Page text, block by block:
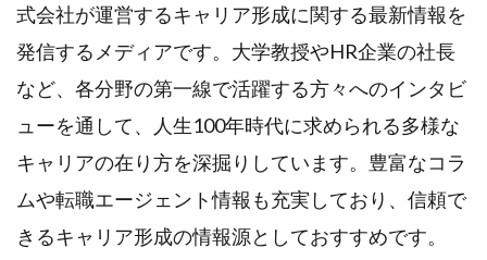
式会社が運営するキャリア形成に関する最新情報を
発信するメディアです。大学教授やHR企業の社長
など、各分野の第一線で活躍する方々へのインタビ
ューを通して、人生100年時代に求められる多様な
キャリアの在り方を深掘りしています。豊富なコラ
ムや転職エージェント情報も充実しており、信頼で
きるキャリア形成の情報源としておすすめです。